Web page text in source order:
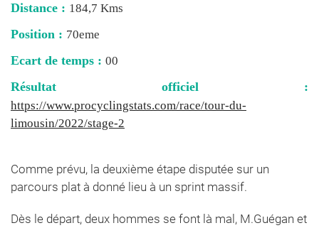
Distance : 184,7 Kms
Position : 70eme
Ecart de temps : 00
Résultat officiel :
https://www.procyclingstats.com/race/tour-du-
limousin/2022/stage-2
Comme prévu, la deuxième étape disputée sur un
parcours plat à donné lieu à un sprint massif.
Dès le départ, deux hommes se font là mal, M.Guégan et